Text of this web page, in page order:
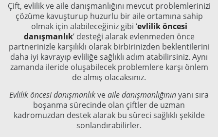
Çift, evlilik ve aile danışmanlığını mevcut problemlerinizi
çözüme kavuşturup huzurlu bir aile ortamına sahip
olmak için alabileceğiniz gibi ‘evlilik öncesi
danışmanlık’ desteği alarak evlenmeden önce
partnerinizle karşılıklı olarak birbirinizden beklentilerini
daha iyi kavrayıp evliliğe sağlıklı adım atabilirsiniz. Aynı
zamanda ileride oluşabilecek problemlere karşı önlem
de almış olacaksınız.
Evlilik öncesi danışmanlıkveaile danışmanlığınınyanı sıra
boşanma sürecinde olan çiftler de uzman
kadromuzdan destek alarak bu süreci sağlıklı şekilde
sonlandırabilirler.